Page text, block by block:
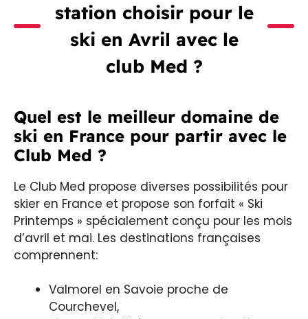
station choisir pour le
ski en Avril avec le
club Med ?
Quel est le meilleur domaine de
ski en France pour partir avec le
Club Med ?
Le Club Med propose diverses possibilités pour
skier en France et propose son forfait « Ski
Printemps » spécialement conçu pour les mois
d’avril et mai. Les destinations françaises
comprennent:
Valmorel en Savoie proche de
Courchevel,